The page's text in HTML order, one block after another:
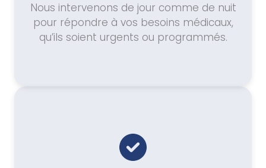
Nous intervenons de jour comme de nuit
pour répondre à vos besoins médicaux,
qu’ils soient urgents ou programmés.